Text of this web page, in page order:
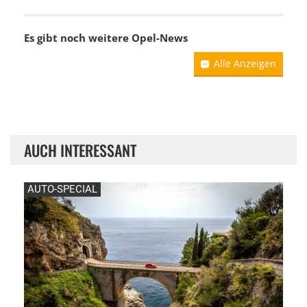
Es gibt noch weitere Opel-News
Alle Anzeigen
AUCH INTERESSANT
AUTO-SPECIAL